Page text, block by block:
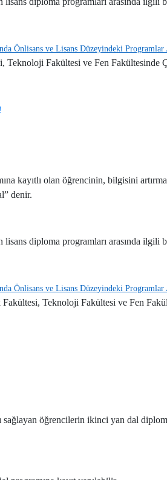
Önlisans ve Lisans Düzeyindeki
Fakültesi ve Fen Fakültesinde
kayıtlı olan öğrencinin, bilgisini
denir.
diploma programları arasında ilgili
Önlisans ve Lisans Düzeyindeki
Teknoloji Fakültesi ve Fen
sağlayan öğrencilerin ikinci yan dal